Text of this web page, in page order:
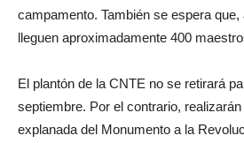
campamento. También se espera que,
lleguen aproximadamente 400
El plantón de la CNTE no se retirará
septiembre. Por el contrario, realizarán
explanada del Monumento a la